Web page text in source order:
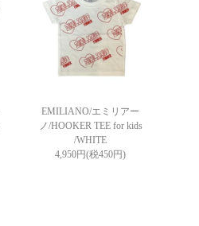
EMILIANO/エミリアー
ノ/HOOKER TEE for kids
/WHITE
4,950円(税450円)